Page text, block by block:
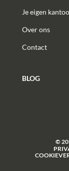
Je eigen
Over ons
Contact
BLOG
©